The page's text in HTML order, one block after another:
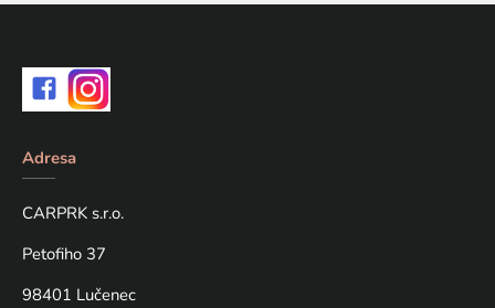
Adresa
CARPRK s.r.o.
Petofiho 37
98401 Lučenec